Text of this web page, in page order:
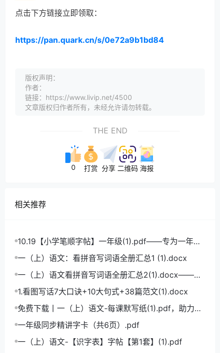
点击下方链接立即领取：
https://pan.quark.cn/s/0e72a9b1bd84
版权声明：
作者：
链接：https://www.livip.net/4500
文章版权归作者所有，未经允许请勿转载。
THE END
0 打赏 分享 二维码 海报
相关推荐
10.19【小学笔顺字帖】一年级(1).pdf——专为一年级
学生打造的笔顺练习宝典
一（上）语文：看拼音写词语全册汇总1 (1).docx
一（上）语文看拼音写词语全册汇总2(1).docx——小
学语文拼音学习的必备利器
1.看图写话7大口诀+10大句式+38篇范文(1).docx
免费下载丨一（上）语文-每课默写纸(1).pdf，助力小
学语文成绩飞跃
一年级同步精讲字卡（共6页）.pdf
一（上）语文-【识字表】字帖【第1套】(1).pdf